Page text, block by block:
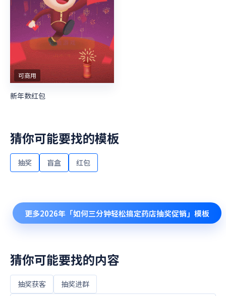
可商用
新年数红包
猜你可能要找的模板
抽奖 盲盒 红包
更多2026年「如何三分钟轻松搞定药店抽奖促销」 模板
猜你可能要找的内容
抽奖获客 抽奖进群